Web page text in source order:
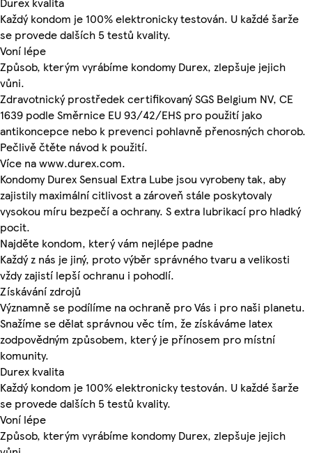
Každý kondom je 100% elektronicky testován. U každé šarže
se provede dalších 5 testů kvality.
Voní lépe
Způsob, kterým vyrábíme kondomy Durex, zlepšuje jejich
vůni.
Zdravotnický prostředek certifikovaný SGS Belgium NV, CE
1639 podle Směrnice EU 93/42/EHS pro použití jako
antikoncepce nebo k prevenci pohlavně přenosných chorob.
Pečlivě čtěte návod k použití.
Více na www.durex.com.
Kondomy Durex Sensual Extra Lube jsou vyrobeny tak, aby
zajistily maximální citlivost a zároveň stále poskytovaly
vysokou míru bezpečí a ochrany. S extra lubrikací pro hladký
pocit.
Najděte kondom, který vám nejlépe padne
Každý z nás je jiný, proto výběr správného tvaru a velikosti
vždy zajistí lepší ochranu i pohodlí.
Získávání zdrojů
Významně se podílíme na ochraně pro Vás i pro naši planetu.
Snažíme se dělat správnou věc tím, že získáváme latex
zodpovědným způsobem, který je přínosem pro místní
komunity.
Durex kvalita
Každý kondom je 100% elektronicky testován. U každé šarže
se provede dalších 5 testů kvality.
Voní lépe
Způsob, kterým vyrábíme kondomy Durex, zlepšuje jejich